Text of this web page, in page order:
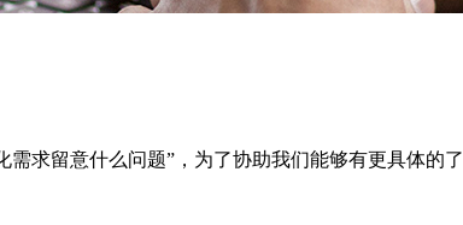
求留意什么问题”，为了协助我们能够有更具体的